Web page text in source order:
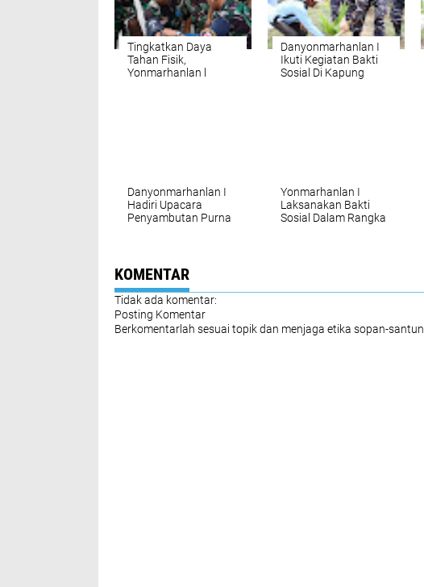
Tingkatkan Daya
Tahan Fisik,
Yonmarhanlan l
Danyonmarhanlan I
Ikuti Kegiatan Bakti
Sosial Di Kapung
Danyonmarhanlan I
Hadiri Upacara
Penyambutan Purna
6/NK
Yonmarhanlan I
Laksanakan Bakti
Sosial Dalam Rangka
KOMENTAR
Tidak ada komentar:
Posting Komentar
Berkomentarlah sesuai topik dan menjaga etika sopan-santun